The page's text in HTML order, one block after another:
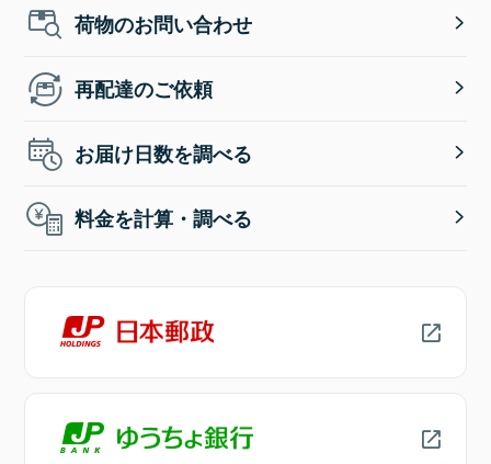
荷物のお問い合わせ
再配達のご依頼
お届け日数を調べる
料金を計算・調べる